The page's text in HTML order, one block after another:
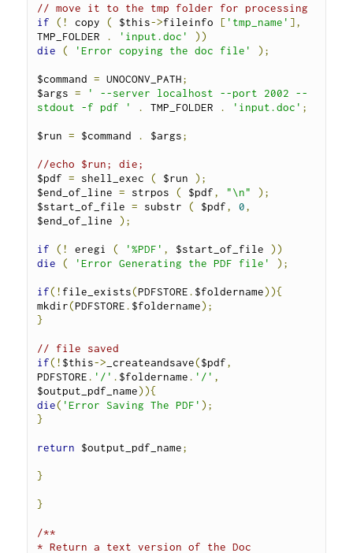
// move it to the tmp folder for processing
if
(! copy ( $this->fileinfo [ 'tmp_name' ],
TMP_FOLDER
. 'input.doc'
))
die
( 'Error copying the doc file' );
$command = UNOCONV_PATH;
$args =
' --server localhost --port 2002 --
stdout -f pdf '
. TMP_FOLDER . 'input.doc' ;
$run = $command . $args;
//echo $run; die;
$pdf = shell_exec ( $run );
$end_of_line = strpos ( $pdf, "\n"
);
$start_of_file = substr ( $pdf, 0,
$end_of_line );
if (! eregi ( '%PDF' , $start_of_file ))
die
( 'Error Generating the PDF file' );
if(! file_exists(PDFSTORE . $foldername)){
mkdir(PDFSTORE . $foldername);
}
// file saved
if(! $this-> _createandsave($pdf,
PDFSTORE . '/' . $foldername . '/' ,
$output_pdf_name)){
die( 'Error Saving The PDF' );
}
return $output_pdf_name;
}
}
/**
* Return a text version of the Doc